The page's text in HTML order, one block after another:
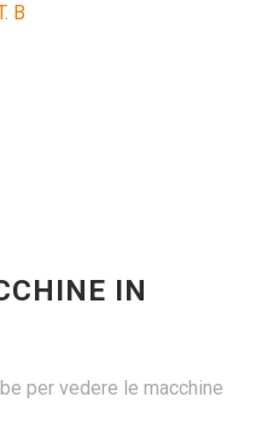
B
IN
per vedere le macchine